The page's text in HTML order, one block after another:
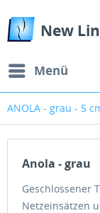
New
Menü
ANOLA - grau - 5
Anola - grau
Geschlossener
Netzeinsätzen